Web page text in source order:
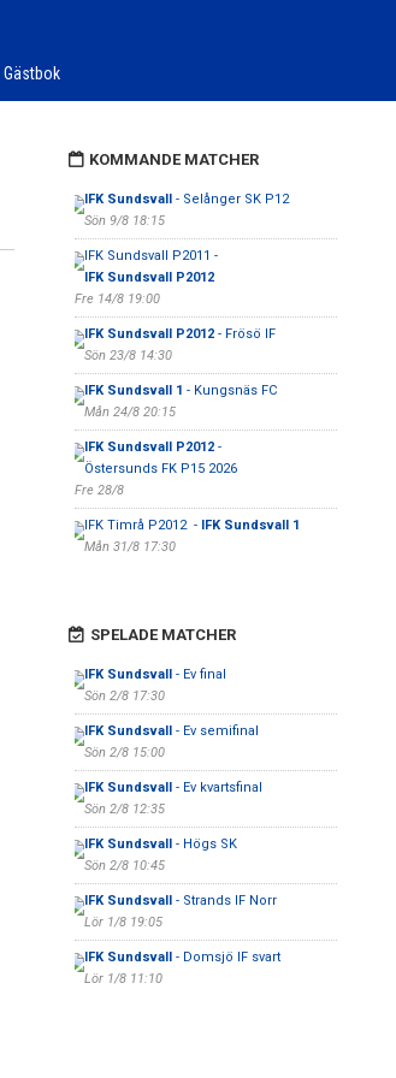
Gästbok
KOMMANDE MATCHER
IFK Sundsvall- Selånger SK P12
Sön 9/8 18:15
IFK Sundsvall P2011 -
IFK Sundsvall P2012
Fre 14/8 19:00
IFK Sundsvall P2012- Frösö IF
Sön 23/8 14:30
IFK Sundsvall 1 - Kungsnäs FC
Mån 24/8 20:15
IFK Sundsvall P2012-
Östersunds FK P15 2026
Fre 28/8
IFK Timrå P2012 - IFK Sundsvall 1
Mån 31/8 17:30
SPELADE MATCHER
IFK Sundsvall- Ev final
Sön 2/8 17:30
IFK Sundsvall- Ev semifinal
Sön 2/8 15:00
IFK Sundsvall- Ev kvartsfinal
Sön 2/8 12:35
IFK Sundsvall- Högs SK
Sön 2/8 10:45
IFK Sundsvall- Strands IF Norr
Lör 1/8 19:05
IFK Sundsvall- Domsjö IF svart
Lör 1/8 11:10